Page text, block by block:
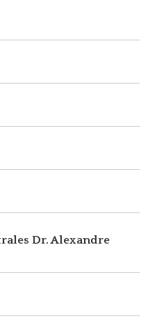
Dr. Alexandre